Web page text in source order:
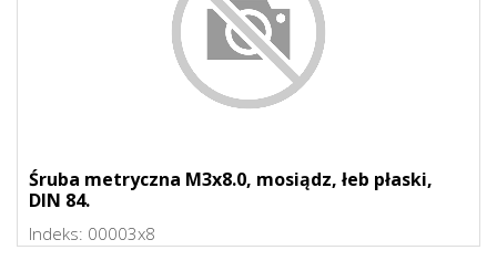
Śruba metryczna M3x8.0, mosiądz, łeb płaski,
DIN 84.
Indeks: 00003x8